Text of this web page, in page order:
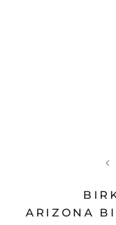
ARIZONA